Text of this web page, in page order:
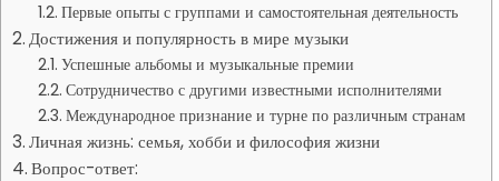
Первые опыты с группами и самостоятельная деятельность
Достижения и популярность в мире музыки
Успешные альбомы и музыкальные премии
Сотрудничество с другими известными исполнителями
Международное признание и турне по различным странам
Личная жизнь: семья, хобби и философия жизни
Вопрос-ответ: